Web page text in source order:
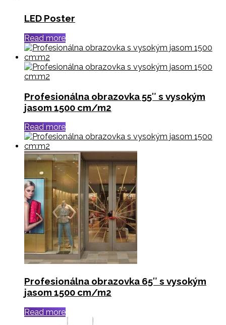
LED Poster
Read more
Profesionálna obrazovka 55″ s vysokým
jasom 1500 cm/m2
Read more
Profesionálna obrazovka 65″ s vysokým
jasom 1500 cm/m2
Read more